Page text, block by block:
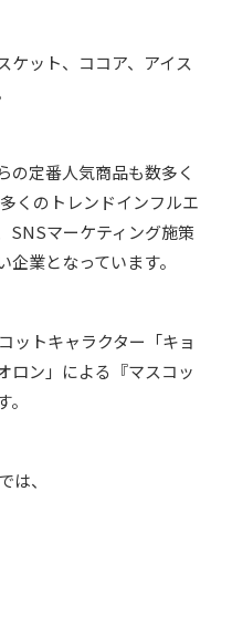
ケット、ココア、アイス
の定番人気商品も数多く
くのトレンドインフルエ
SNSマーケティング施策
業となっています。
ットキャラクター「キョ
ロン」による『マスコッ
、